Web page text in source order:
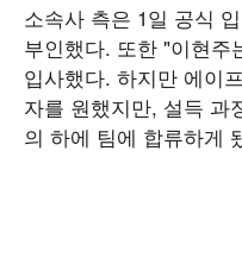
소속사 측은 1일 공식
부인했다. 또한 "이현주
입사했다. 하지만 에이
자를 원했지만, 설득 과
의 하에 팀에 합류하게